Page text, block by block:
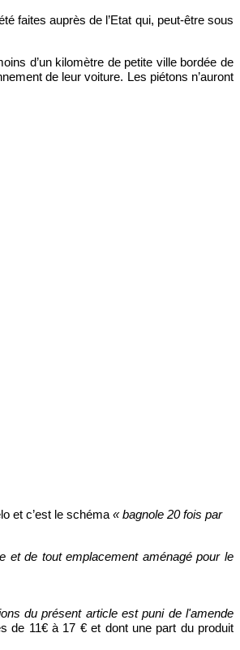
faites auprès de l’Etat qui, peut-être sous
d’un kilomètre de petite ville bordée de
de leur voiture. Les piétons n’auront
et c’est le schéma « bagnole 20 fois par
et de tout emplacement aménagé pour le
du présent article est puni de l'amende
de 11€ à 17 € et dont une part du produit